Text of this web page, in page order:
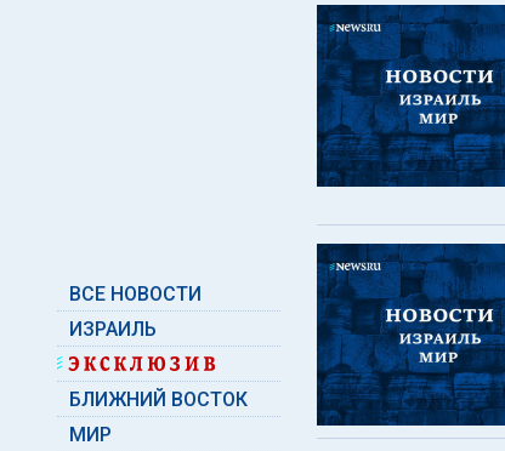
ВСЕ НОВОСТИ
ИЗРАИЛЬ
БЛИЖНИЙ ВОСТОК
МИР